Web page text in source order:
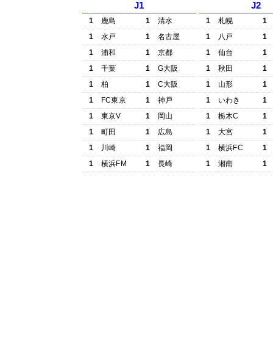
J1
1 鹿島 1
清水
1
水戸 1
名古屋
1
浦和 1
京都
1
千葉 1
G大阪
1
柏 1
C大阪
1
FC東京 1
神戸
1
東京V 1
岡山
1
町田 1
広島
1
川崎 1
福岡
1
横浜FM 1 長崎
J2
1 札幌
1
1
八戸
1
1
仙台
1
1
秋田
1
1
山形
1
1
いわき
1
1
栃木C
1
1
大宮
1
1
横浜FC
1
1
湘南 1